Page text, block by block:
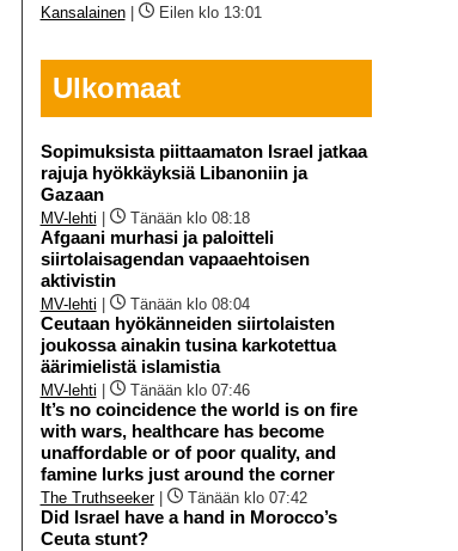
Kansalainen| Eilen klo 13:01
Ulkomaat
Sopimuksista piittaamaton Israel jatkaa
rajuja hyökkäyksiä Libanoniin ja
Gazaan
MV-lehti Tänään klo 08:18
Afgaani murhasi ja paloitteli
siirtolaisagendan vapaaehtoisen
aktivistin
MV-lehti Tänään klo 08:04
Ceutaan hyökänneiden siirtolaisten
joukossa ainakin tusina karkotettua
äärimielistä islamistia
MV-lehti Tänään klo 07:46
It’s no coincidence the world is on fire
with wars, healthcare has become
unaffordable or of poor quality, and
famine lurks just around the corner
The Truthseeker| Tänään klo 07:42
Did Israel have a hand in Morocco’s
Ceuta stunt?